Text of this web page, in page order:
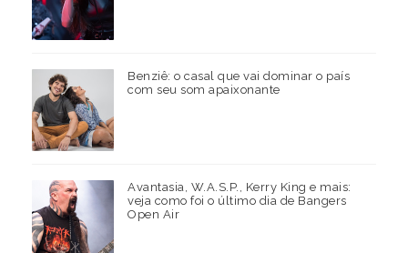
Benziê: o casal que vai dominar o país
com seu som apaixonante
Avantasia, W.A.S.P., Kerry King e mais:
veja como foi o último dia de Bangers
Open Air